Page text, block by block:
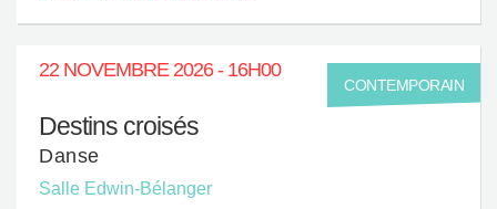
22 NOVEMBRE 2026 - 16H00
CONTEMPORAIN
Destins croisés
Danse
Salle Edwin-Bélanger